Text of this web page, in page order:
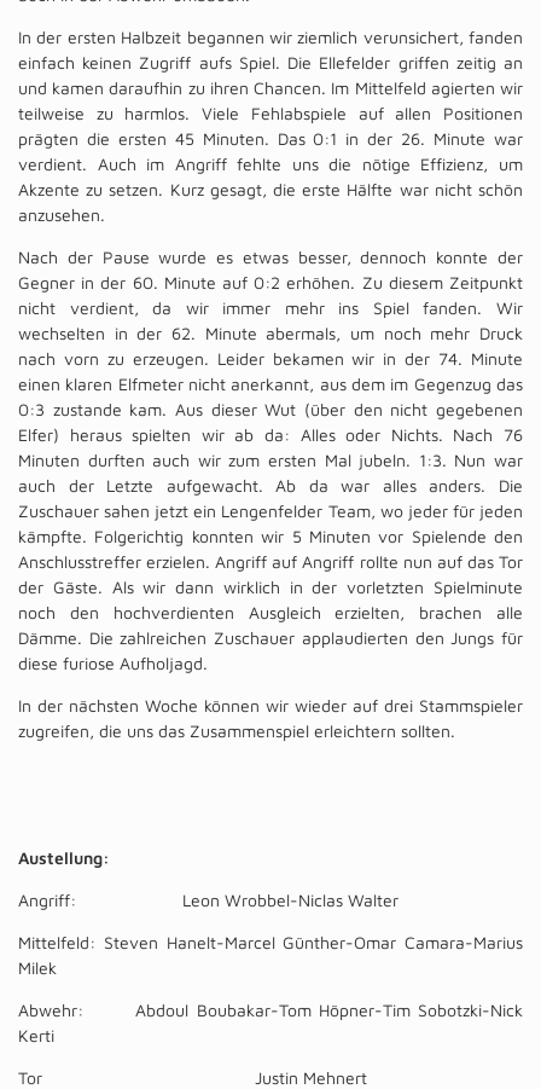
In der ersten Halbzeit begannen wir ziemlich verunsichert, fanden
einfach keinen Zugriff aufs Spiel. Die Ellefelder griffen zeitig an
und kamen daraufhin zu ihren Chancen. Im Mittelfeld agierten wir
teilweise zu harmlos. Viele Fehlabspiele auf allen Positionen
prägten die ersten 45 Minuten. Das 0:1 in der 26. Minute war
verdient. Auch im Angriff fehlte uns die nötige Effizienz, um
Akzente zu setzen. Kurz gesagt, die erste Hälfte war nicht schön
anzusehen.
Nach der Pause wurde es etwas besser, dennoch konnte der
Gegner in der 60. Minute auf 0:2 erhöhen. Zu diesem Zeitpunkt
nicht verdient, da wir immer mehr ins Spiel fanden. Wir
wechselten in der 62. Minute abermals, um noch mehr Druck
nach vorn zu erzeugen. Leider bekamen wir in der 74. Minute
einen klaren Elfmeter nicht anerkannt, aus dem im Gegenzug das
0:3 zustande kam. Aus dieser Wut (über den nicht gegebenen
Elfer) heraus spielten wir ab da: Alles oder Nichts. Nach 76
Minuten durften auch wir zum ersten Mal jubeln. 1:3. Nun war
auch der Letzte aufgewacht. Ab da war alles anders. Die
Zuschauer sahen jetzt ein Lengenfelder Team, wo jeder für jeden
kämpfte. Folgerichtig konnten wir 5 Minuten vor Spielende den
Anschlusstreffer erzielen. Angriff auf Angriff rollte nun auf das Tor
der Gäste. Als wir dann wirklich in der vorletzten Spielminute
noch den hochverdienten Ausgleich erzielten, brachen alle
Dämme. Die zahlreichen Zuschauer applaudierten den Jungs für
diese furiose Aufholjagd.
In der nächsten Woche können wir wieder auf drei Stammspieler
zugreifen, die uns das Zusammenspiel erleichtern sollten.
Austellung:
Angriff: Leon Wrobbel-Niclas Walter
Mittelfeld: Steven Hanelt-Marcel Günther-Omar Camara-Marius
Milek
Abwehr: Abdoul Boubakar-Tom Höpner-Tim Sobotzki-Nick
Kerti
Tor Justin Mehnert